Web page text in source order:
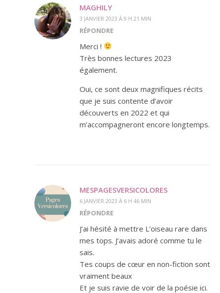
MAGHILY
3 JANVIER 2023 À 9 H 21 MIN
RÉPONDRE
Merci !
Très bonnes lectures 2023
également.
Oui, ce sont deux magnifiques récits
que je suis contente d’avoir
découverts en 2022 et qui
m’accompagneront encore longtemps.
MESPAGESVERSICOLORES
6 JANVIER 2023 À 6 H 46 MIN
RÉPONDRE
J’ai hésité à mettre L’oiseau rare dans
mes tops. J’avais adoré comme tu le
sais.
Tes coups de cœur en non-fiction sont
vraiment beaux
Et je suis ravie de voir de la poésie ici.